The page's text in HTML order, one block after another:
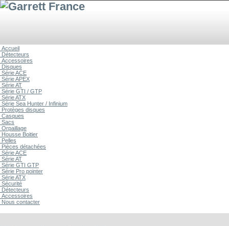
Accueil
Détecteurs
Accessoires
Disques
Série ACE
Série APEX
Série AT
Série GTI / GTP
Série ATX
Série Sea Hunter / Infinium
Protèges disques
Casques
Sacs
Orpaillage
Housse Boitier
Pelles
Pièces détachées
Série ACE
Série AT
Série GTI GTP
Série Pro pointer
Série ATX
Sécurité
Détecteurs
Accessoires
Nous contacter